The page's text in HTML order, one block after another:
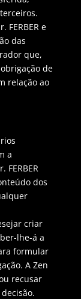
FERBER e
das
que,
de
relação ao
a
FERBER
dos
criar
lhe-á a
formular
A Zen
recusar